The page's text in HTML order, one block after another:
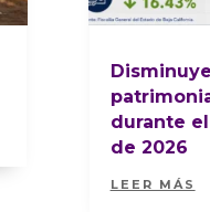
durante
de 2026
LEER MÁS